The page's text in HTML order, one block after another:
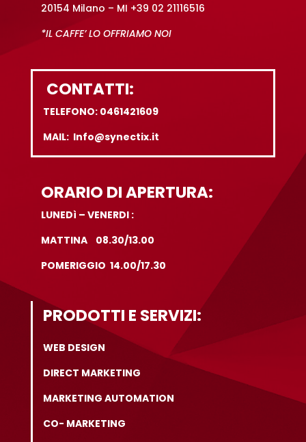
20154 Milano – MI +39 02 21116516
*IL CAFFE’ LO OFFRIAMO NOI
CONTATTI:
TELEFONO: 0461421609
MAIL: Info@synectix.it
ORARIO DI APERTURA:
LUNEDì – VENERDI :
MATTINA 08.30/13.00
POMERIGGIO 14.00/17.30
PRODOTTI E SERVIZI:
WEB DESIGN
DIRECT MARKETING
MARKETING AUTOMATION
CO- MARKETING